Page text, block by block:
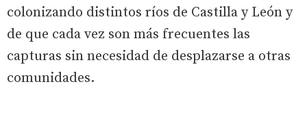
colonizando distintos ríos de Castilla y León y
de que cada vez son más frecuentes las
capturas sin necesidad de desplazarse a otras
comunidades.